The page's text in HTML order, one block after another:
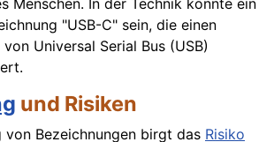
Menschen. In der Technik könnte ein
"USB-C" sein, die einen
Universal Serial Bus (USB)
und Risiken
von Bezeichnungen birgt das Risiko